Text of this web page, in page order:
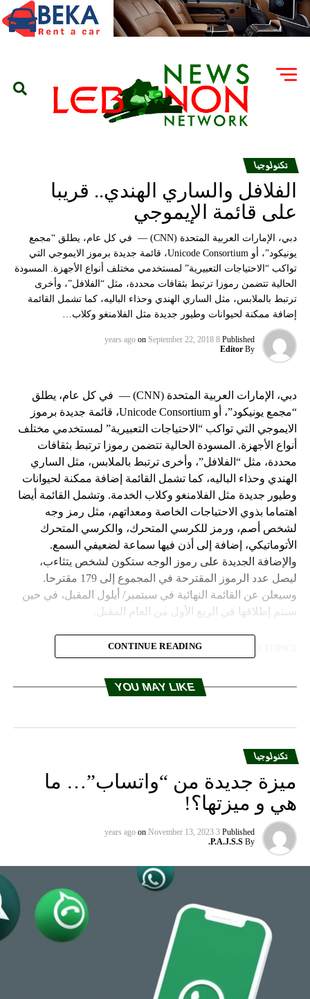
تكنولوجيا
الفلافل والساري الهندي.. قريبا
على قائمة الإيموجي
دبي، الإمارات العربية المتحدة (CNN) — في كل عام، يطلق “مجمع
يونيكود”، أو Unicode Consortium، قائمة جديدة برموز الايموجي التي
تواكب “الاحتياجات التعبيرية” لمستخدمي مختلف أنواع الأجهزة. المسودة
الحالية تتضمن رموزا ترتبط بثقافات محددة، مثل “الفلافل”، وأخرى
ترتبط بالملابس، مثل الساري الهندي وحذاء الباليه، كما تشمل القائمة
إضافة ممكنة لحيوانات وطيور جديدة مثل الفلامنغو وكلاب…
Published
8 years ago
on September 22, 2018
By
Editor
دبي، الإمارات العربية المتحدة (CNN) — في كل عام، يطلق
“مجمع يونيكود”، أو Unicode Consortium، قائمة جديدة برموز
الايموجي التي تواكب “الاحتياجات التعبيرية” لمستخدمي مختلف
أنواع الأجهزة. المسودة الحالية تتضمن رموزا ترتبط بثقافات
محددة، مثل “الفلافل”، وأخرى ترتبط بالملابس، مثل الساري
الهندي وحذاء الباليه، كما تشمل القائمة إضافة ممكنة لحيوانات
وطيور جديدة مثل الفلامنغو وكلاب الخدمة. وتشمل القائمة أيضا
اهتماما بذوي الاحتياجات الخاصة ومعداتهم، مثل رمز وجه
لشخص أصم، ورمز للكرسي المتحرك، والكرسي المتحرك
الأتوماتيكي، إضافة إلى أذن فيها سماعة لضعيفي السمع.
والإضافة الجديدة على رموز الوجه ستكون لشخص يتثاءب،
ليصل عدد الرموز المقترحة في المجموع إلى 179 مقترحا.
وسيعلن عن القائمة النهائية في سبتمبر/ أيلول المقبل، في حين
سيتم إطلاقها في الربع الأول من العام المقبل.
تكشف عن هواتفها الجديدة.. تعرّف على هاتفي آيفون
CONTINUE READING
YOU MAY LIKE
تكنولوجيا
ميزة جديدة من “واتساب”… ما
هي و ميزتها؟!
Published
3 years ago
on November 13, 2023
By
P.A.J.S.S.